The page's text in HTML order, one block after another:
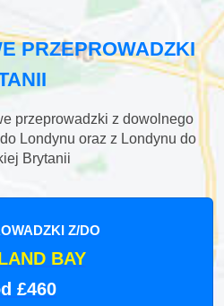
PRZEPROWADZKI
przeprowadzki z dowolnego
Londynu oraz z Londynu do
Brytanii
Z/DO
BAY
£460